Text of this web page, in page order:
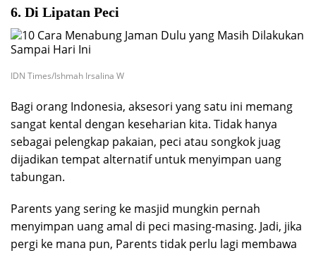
6. Di Lipatan Peci
IDN Times/Ishmah Irsalina W
Bagi orang Indonesia, aksesori yang satu ini memang
sangat kental dengan keseharian kita. Tidak hanya
sebagai pelengkap pakaian, peci atau songkok juag
dijadikan tempat alternatif untuk menyimpan uang
tabungan.
Parents yang sering ke masjid mungkin pernah
menyimpan uang amal di peci masing-masing. Jadi, jika
pergi ke mana pun, Parents tidak perlu lagi membawa